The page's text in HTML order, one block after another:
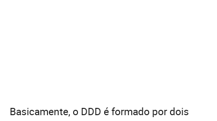
Basicamente, o DDD é formado por dois